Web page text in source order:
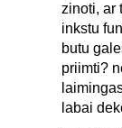
zinoti, ar
inkstu
butu
priimti?
labai